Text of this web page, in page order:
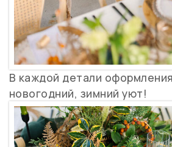
В каждой детали
новогодний, зимний уют!